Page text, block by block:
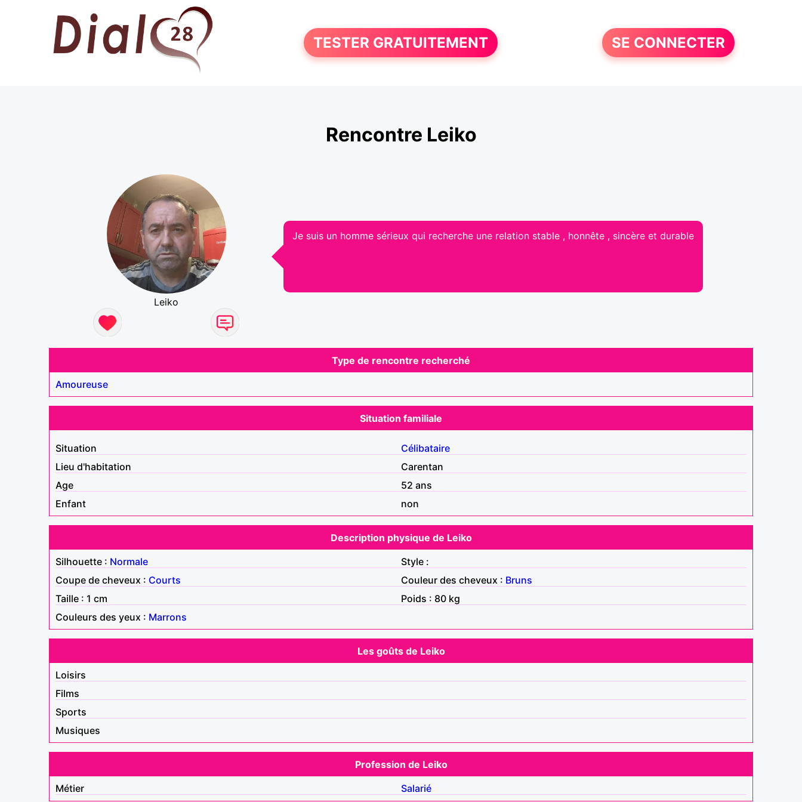
TESTER GRATUITEMENT SE CONNECTER
Rencontre Leiko
Leiko
Je suis un homme sérieux qui recherche une relation stable , honnête , sincère et durable
Type de rencontre recherché
Amoureuse
Situation familiale
Situation
Célibataire
Lieu d'habitation
Carentan
Age
52 ans
Enfant
non
Description physique de Leiko
Silhouette : Normale
Style :
Coupe de cheveux : Courts Couleur des cheveux : Bruns
Taille : 1 cm
Poids : 80 kg
Couleurs des yeux : Marrons
Les goûts de Leiko
Loisirs
Films
Sports
Musiques
Profession de Leiko
Métier
Salarié